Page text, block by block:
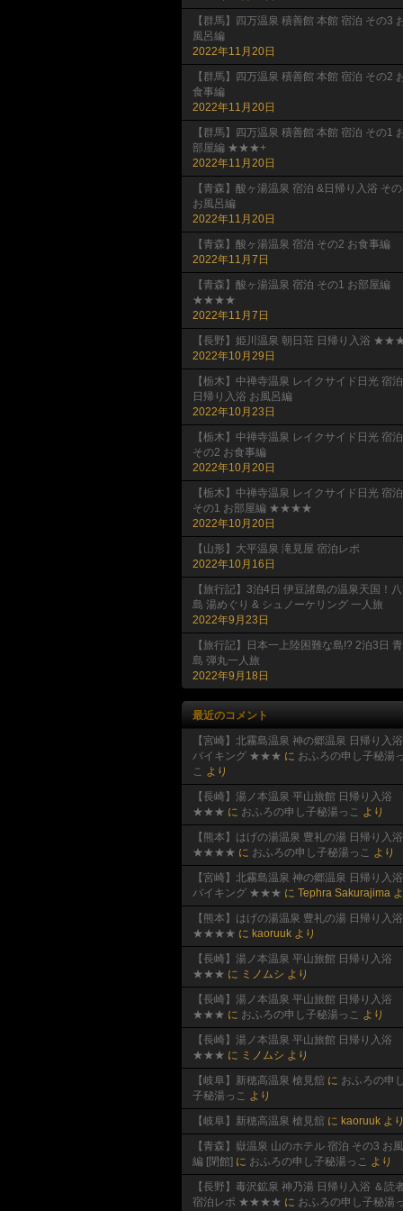
【群馬】四万温泉 積善館 本館 宿泊 その3
風呂編
2022年11月20日
【群馬】四万温泉 積善館 本館 宿泊 その2
食事編
2022年11月20日
【群馬】四万温泉 積善館 本館 宿泊 その1
部屋編 ★★★+
2022年11月20日
【青森】酸ヶ湯温泉 宿泊 &日帰り入浴 そ
お風呂編
2022年11月20日
【青森】酸ヶ湯温泉 宿泊 その2 お食事編
2022年11月7日
【青森】酸ヶ湯温泉 宿泊 その1 お部屋編
★★★★
2022年11月7日
【長野】姫川温泉 朝日荘 日帰り入浴
2022年10月29日
【栃木】中禅寺温泉 レイクサイド日光 宿
日帰り入浴 お風呂編
2022年10月23日
【栃木】中禅寺温泉 レイクサイド日光 宿泊
その2 お食事編
2022年10月20日
【栃木】中禅寺温泉 レイクサイド日光 宿泊
その1 お部屋編 ★★★★
2022年10月20日
【山形】大平温泉 滝見屋 宿泊レポ
2022年10月16日
【旅行記】3泊4日 伊豆諸島の温泉天国！
島 湯めぐり & シュノーケリング 一人旅
2022年9月23日
【旅行記】日本一上陸困難な島!? 2泊3日
島 弾丸一人旅
2022年9月18日
最近のコメント
【宮崎】北霧島温泉 神の郷温泉 日帰り入
バイキング ★★★ に おふろの申し子秘湯っ
こ より
【長崎】湯ノ本温泉 平山旅館 日帰り入浴
★★★ に おふろの申し子秘湯っこ より
【熊本】はげの湯温泉 豊礼の湯 日帰り入浴
★★★★ に おふろの申し子秘湯っこ より
【宮崎】北霧島温泉 神の郷温泉 日帰り入
バイキング ★★★ に Tephra Sakurajima
【熊本】はげの湯温泉 豊礼の湯 日帰り入浴
★★★★ に kaoruuk より
【長崎】湯ノ本温泉 平山旅館 日帰り入浴
★★★ に ミノムシ より
【長崎】湯ノ本温泉 平山旅館 日帰り入浴
★★★ に おふろの申し子秘湯っこ より
【長崎】湯ノ本温泉 平山旅館 日帰り入浴
★★★ に ミノムシ より
【岐阜】新穂高温泉 槍見舘 に おふろの申し
子秘湯っこ より
【岐阜】新穂高温泉 槍見舘 に kaoruuk より
【青森】嶽温泉 山のホテル 宿泊 その3 お
編 [閉館] に おふろの申し子秘湯っこ より
【長野】毒沢鉱泉 神乃湯 日帰り入浴 ＆読
宿泊レポ ★★★★ に おふろの申し子秘湯っ